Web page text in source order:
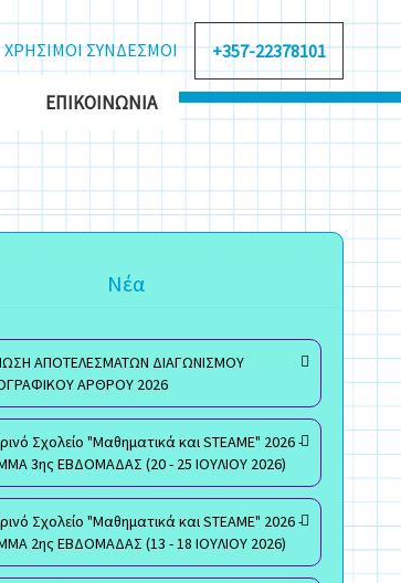
ΧΡΗΣΙΜΟΙ ΣΥΝΔΕΣΜΟΙ +357-22378101
ΕΠΙΚΟΙΝΩΝΊΑ
Νέα
ΑΠΟΤΕΛΕΣΜΑΤΩΝ ΔΙΑΓΩΝΙΣΜΟΥ
ΑΡΘΡΟΥ 2026
Σχολείο "Μαθηματικά και STEAME" 2026 -
3ης ΕΒΔΟΜΑΔΑΣ (20 - 25 ΙΟΥΛΙΟΥ 2026)
Σχολείο "Μαθηματικά και STEAME" 2026 -
2ης ΕΒΔΟΜΑΔΑΣ (13 - 18 ΙΟΥΛΙΟΥ 2026)